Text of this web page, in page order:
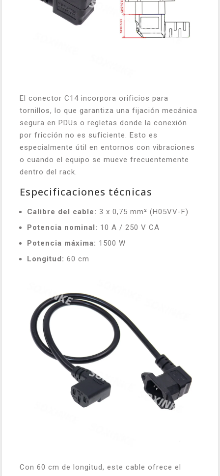
El conector C14 incorpora orificios para
tornillos, lo que garantiza una fijación mecánica
segura en PDUs o regletas donde la conexión
por fricción no es suficiente. Esto es
especialmente útil en entornos con vibraciones
o cuando el equipo se mueve frecuentemente
dentro del rack.
Especificaciones técnicas
Calibre del cable: 3 x 0,75 mm² (H05VV-F)
Potencia nominal: 10 A / 250 V CA
Potencia máxima: 1500 W
Longitud: 60 cm
Con 60 cm de longitud, este cable ofrece el